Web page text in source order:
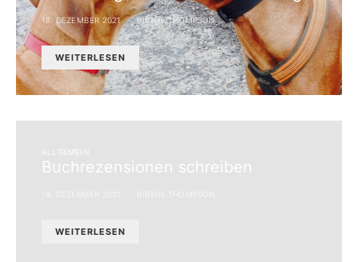
18. DEZEMBER 2021 BIRTHE THOMPSON
WEITERLESEN
ALLGEMEIN
Buchrezensionen schreiben
WEITERLESEN